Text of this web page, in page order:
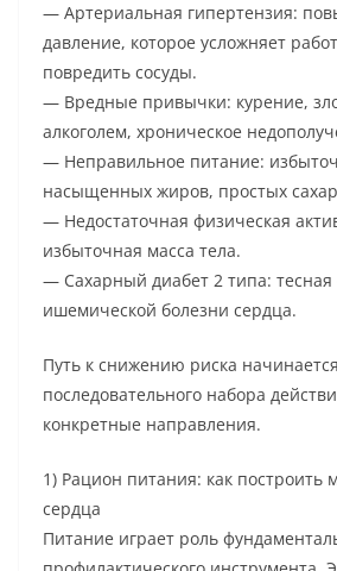
— Артериальная гипертензия:
давление, которое усложняет
повредить сосуды.
— Вредные привычки: курение,
алкоголем, хроническое
— Неправильное питание:
насыщенных жиров, простых
— Недостаточная физическая
избыточная масса тела.
— Сахарный диабет 2 типа: тесная
ишемической болезни сердца.
Путь к снижению риска
последовательного набора
конкретные направления.
1) Рацион питания: как построить
сердца
Питание играет роль